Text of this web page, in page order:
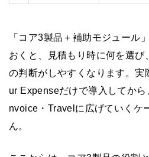
「コア3製品＋補助モジュール
おくと、見積もり時に何を選び
の判断がしやすくなります。実
ur Expenseだけで導入してか
nvoice・Travelに広げていくケ
ん。